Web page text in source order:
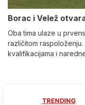
Borac i Velež
Oba tima ulaze u
različitom
kvalifikacijama i
TRENDING